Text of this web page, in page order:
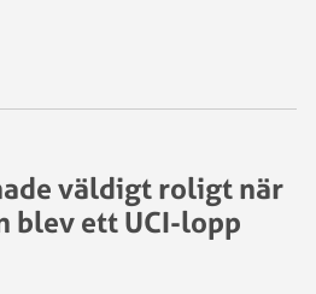
väldigt roligt när
blev ett UCI-lopp